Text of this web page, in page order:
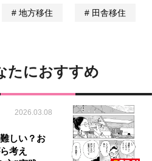
地方移住 田舎移住
たにおすすめ
2026.03.08
しい？お
考え